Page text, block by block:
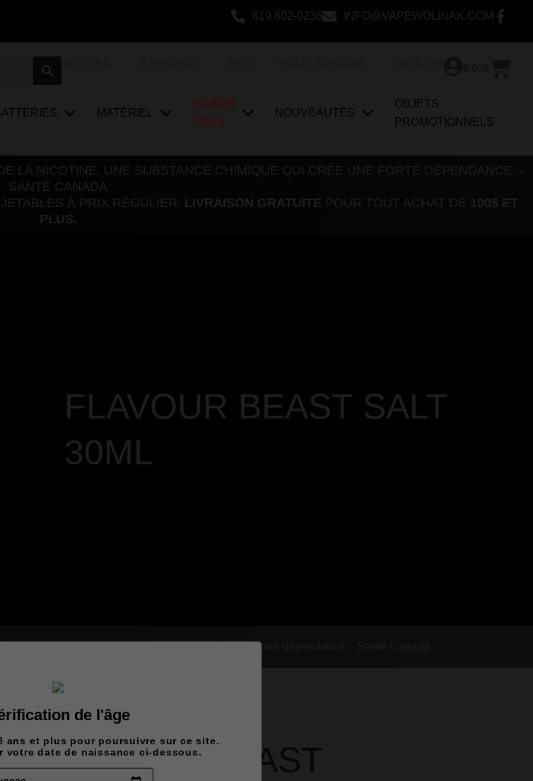
819 602-0236 INFO@VAPEWOLINAK.COM
MATÉRIEL
RABAIS
FOUS
NOUVEAUTÉS
OBJETS
PROMOTIONNELS
LA NICOTINE, UNE SUBSTANCE CHIMIQUE QUI CRÉE UNE FORTE DÉPENDANCE. -
SANTÉ CANADA
À PRIX RÉGULIER. LIVRAISON GRATUITE POUR TOUT ACHAT DE 100$ ET
PLUS.
FLAVOUR BEAST SALT
30ML
la nicotine, une substance chimique qui crée une forte dépendance. - Santé Canada
FLAVOUR BEAST
de l'âge
ans et plus pour poursuivre sur ce site.
votre date de naissance ci-dessous.